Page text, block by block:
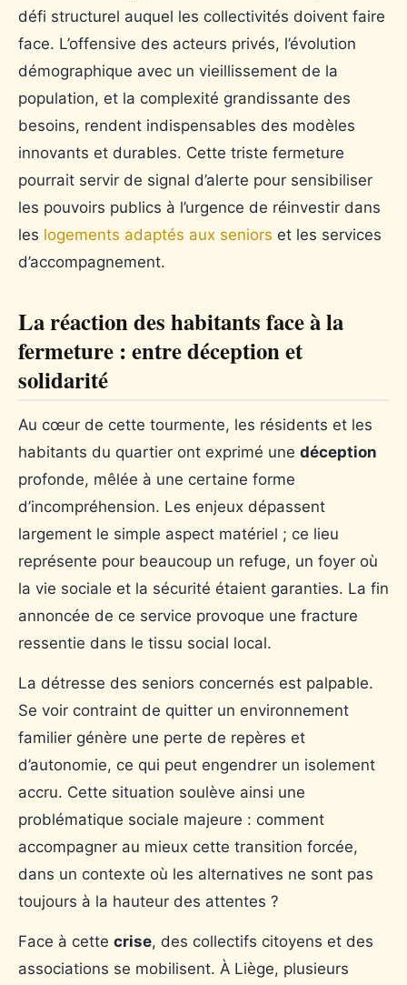
défi structurel auquel les collectivités doivent faire
face. L’offensive des acteurs privés, l’évolution
démographique avec un vieillissement de la
population, et la complexité grandissante des
besoins, rendent indispensables des modèles
innovants et durables. Cette triste fermeture
pourrait servir de signal d’alerte pour sensibiliser
les pouvoirs publics à l’urgence de réinvestir dans
les logements adaptés aux seniors et les services
d’accompagnement.
La réaction des habitants face à la
fermeture : entre déception et
solidarité
Au cœur de cette tourmente, les résidents et les
habitants du quartier ont exprimé une déception
profonde, mêlée à une certaine forme
d’incompréhension. Les enjeux dépassent
largement le simple aspect matériel ; ce lieu
représente pour beaucoup un refuge, un foyer où
la vie sociale et la sécurité étaient garanties. La fin
annoncée de ce service provoque une fracture
ressentie dans le tissu social local.
La détresse des seniors concernés est palpable.
Se voir contraint de quitter un environnement
familier génère une perte de repères et
d’autonomie, ce qui peut engendrer un isolement
accru. Cette situation soulève ainsi une
problématique sociale majeure : comment
accompagner au mieux cette transition forcée,
dans un contexte où les alternatives ne sont pas
toujours à la hauteur des attentes ?
Face à cette crise, des collectifs citoyens et des
associations se mobilisent. À Liège, plusieurs